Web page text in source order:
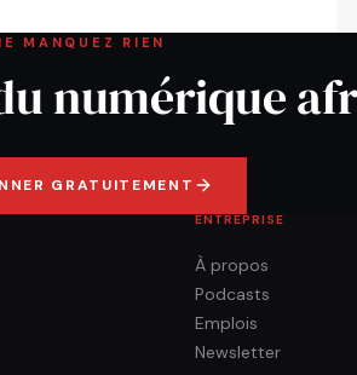
MANQUEZ RIEN
numérique
GRATUITEMENT
ENTREPRISE
À propos
Podcasts
Emplois
Newsletter